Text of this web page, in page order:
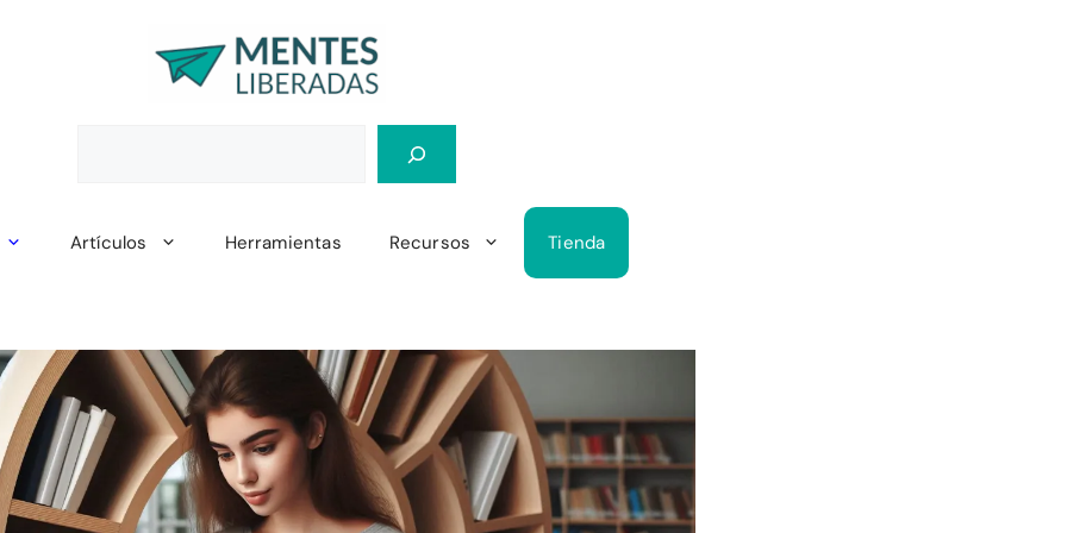
Artículos Herramientas Recursos Tienda